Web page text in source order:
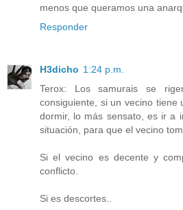
menos que queramos una
Responder
H3dicho 1:24 p.m.
Terox: Los samurais se
consiguiente, si un vecino tiene
dormir, lo más sensato, es ir a
situación, para que el vecino
Si el vecino es decente y
conflicto.
Si es descortes..